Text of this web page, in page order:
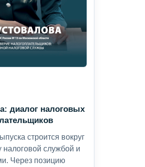
диалог налоговых
строится вокруг
службой и
Через позицию